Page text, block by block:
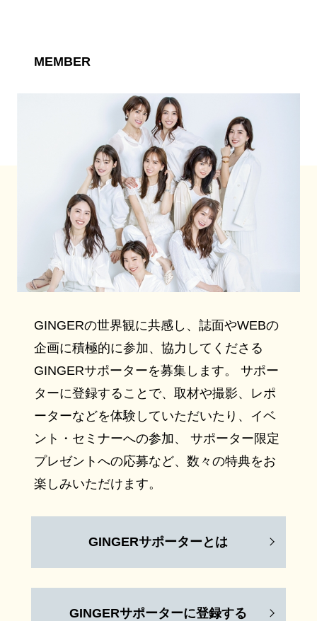
MEMBER
GINGERの世界観に共感し、誌面やWEBの
企画に積極的に参加、協力してくださる
GINGERサポーターを募集します。 サポー
ターに登録することで、取材や撮影、レポ
ーターなどを体験していただいたり、イベ
ント・セミナーへの参加、 サポーター限定
プレゼントへの応募など、数々の特典をお
楽しみいただけます。
GINGERサポーターとは
GINGERサポーターに登録する